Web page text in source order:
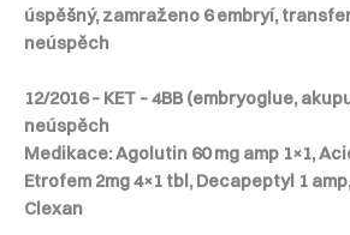
úspěšný, zamraženo 6 embryí,
neúspěch
12/2016 – KET – 4BB (embryoglue,
neúspěch
Medikace: Agolutin 60 mg amp 1×1,
Etrofem 2mg 4×1 tbl, Decapeptyl 1
Clexan